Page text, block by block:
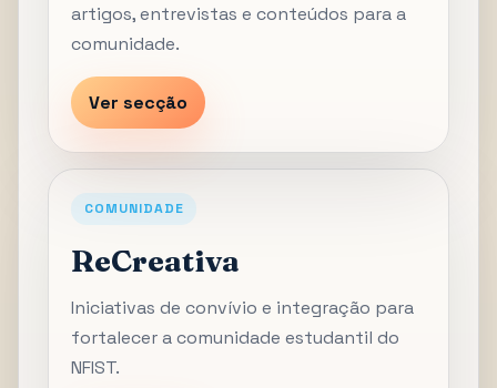
artigos, entrevistas e conteúdos para a
comunidade.
Ver secção
COMUNIDADE
ReCreativa
Iniciativas de convívio e integração para
fortalecer a comunidade estudantil do
NFIST.